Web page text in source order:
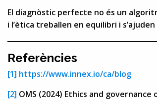
El diagnòstic perfecte no és un
i l’ètica treballen en equilibri i
Referències
[1] https://www.innex.io/ca/blog
[2] OMS (2024) Ethics and